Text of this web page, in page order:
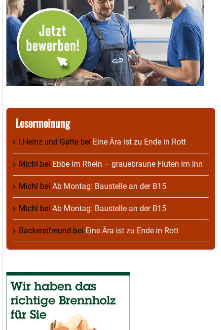
Lesermeinung
I.Heinz und Gatte bei Eine Ära ist zu Ende in Rott
Michl bei Ebbe im Rhein – grauebraune Fluten im Inn
Michl bei Ab Montag: Baustelle an der B15
Michl bei Ab Montag: Baustelle an der B15
Bäckereifreund bei Eine Ära ist zu Ende in Rott